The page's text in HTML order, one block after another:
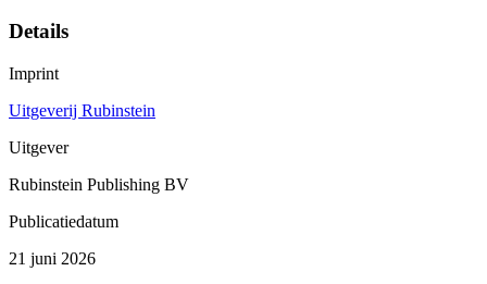
Details
Imprint
Uitgeverij Rubinstein
Uitgever
Rubinstein Publishing BV
Publicatiedatum
21 juni 2026